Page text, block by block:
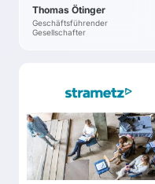
Thomas Ötinger
Geschäftsführender
Gesellschafter
STRAMETZ &
ASSOCIATES
Michael Kühner
ZIELE
Systematische
Beschäftigung mit den